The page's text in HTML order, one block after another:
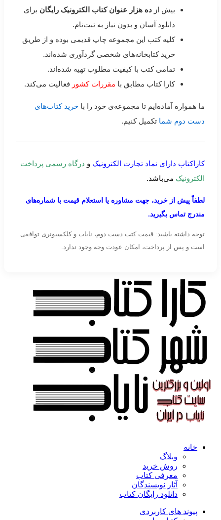
بیش از ده هزار عنوان کتاب الکترونیک رایگان برای
دانلود آسان و بدون نیاز به ثبت‌نام.
کلیه کتب این مجموعه چاپ قدیمی بوده و از طریق
خرید کتابخانه‌های شخصی گردآوری شده‌اند.
تمامی کتب با کیفیت مطلوب تهیه شده‌اند.
کارا کتاب مطابق با مقررات کشور فعالیت می‌کند.
ما همواره آماده‌ایم تا مجموعه‌ی خود را با خرید کتاب‌های
دست دوم شما تکمیل کنیم.
کاراکتاب دارای نماد تجارت الکترونیک و درگاه رسمی پرداخت
الکترونیک می‌باشد.
لطفاً پیش از خرید، جهت مشاوره یا استعلام قیمت با شماره‌های
مندرج تماس بگیرید.
توجه داشته باشید: قیمت کتب دست دوم، نایاب و کلکسیونری توافقی
است و پس از پرداخت، امکان عودت وجه وجود ندارد.
خانه
وبلاگ
روش خرید
معرفی کتاب
آثار نویسندگان
دانلود رایگان کتاب
پیوند های کاربردی